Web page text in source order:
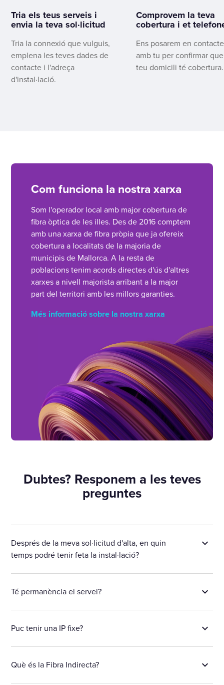
Tria els teus serveis i
envia la teva sol·licitud
Tria la connexió que vulguis,
emplena les teves dades de
contacte i l'adreça
d'instal·lació.
Comprovem la teva
cobertura i et
Ens posarem en contacte
amb tu per confirmar
teu domicili té cobertura.
Com funciona la nostra xarxa
Som l'operador local amb major cobertura de
fibra òptica de les illes. Des de 2016 comptem
amb una xarxa de fibra pròpia que ja ofereix
cobertura a localitats de la majoria de
municipis de Mallorca. A la resta de
poblacions tenim acords directes d'ús d'altres
xarxes a nivell majorista arribant a la major
part del territori amb les millors garanties.
Més informació sobre la nostra xarxa
Dubtes? Responem a les teves
preguntes
Després de la meva sol·licitud d'alta, en quin
temps podré tenir feta la instal·lació?
Té permanència el servei?
Puc tenir una IP fixe?
Què és la Fibra Indirecta?